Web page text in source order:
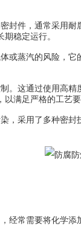
件，通常采用耐
稳定运行。
蒸汽的风险，它
这通过使用高精
以满足严格的工艺
采用了多种密封
常需要将化学添